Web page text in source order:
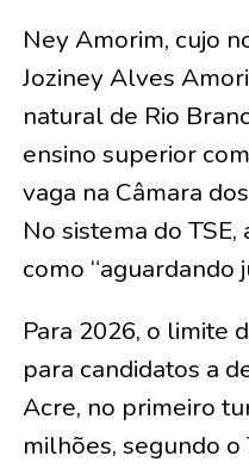
Ney Amorim, cujo
Joziney Alves
natural de Rio
ensino superior
vaga na Câmara
No sistema do
como “aguardando
Para 2026, o limite
para candidatos a
Acre, no primeiro
milhões, segundo o